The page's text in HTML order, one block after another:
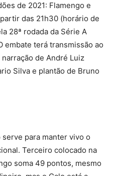
de 2021: Flamengo e
das 21h30 (horário de
28ª rodada da Série A
embate terá transmissão ao
de André Luiz
Silva e plantão de Bruno
para manter vivo o
Terceiro colocado na
soma 49 pontos, mesmo